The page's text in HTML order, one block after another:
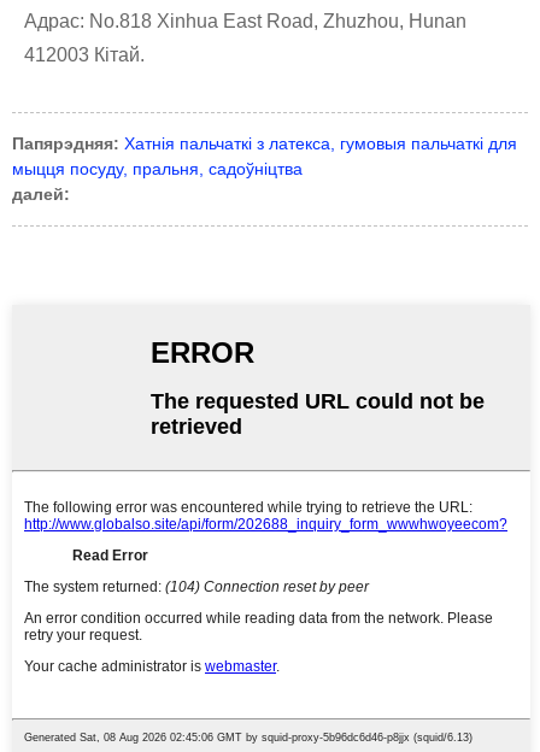
Адрас: No.818 Xinhua East Road, Zhuzhou, Hunan
412003 Кітай.
Папярэдняя: Хатнія пальчаткі з латекса, гумовыя пальчаткі для
мыцця посуду, пральня, садоўніцтва
далей: